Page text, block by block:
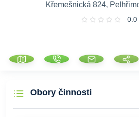
Křemešnická 824,
0.0
Obory činnosti